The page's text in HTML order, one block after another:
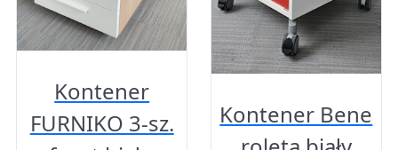
Kontener
FURNIKO 3-sz.
Kontener Bene